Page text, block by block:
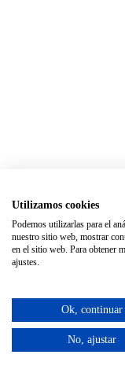
Utilizamos cookies
Podemos utilizarlas para el
nuestro sitio web, mostrar
en el sitio web. Para obtener
ajustes.
Ok, continuar
No, ajustar